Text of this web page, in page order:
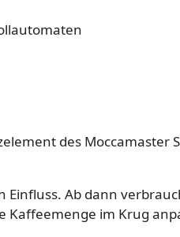
des Moccamaster
Einfluss. Ab dann
im Krug